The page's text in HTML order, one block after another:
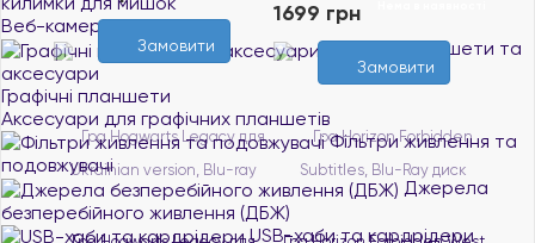
Веб-камери
Графічні планшети та
аксесуари
Графічні планшети
Аксесуари для графічних планшетів
Фільтри живлення та
подовжувачі
Джерела
безперебійного живлення (ДБЖ)
USB-хаби та кардрідери
Замовити
1699 грн
Замовити